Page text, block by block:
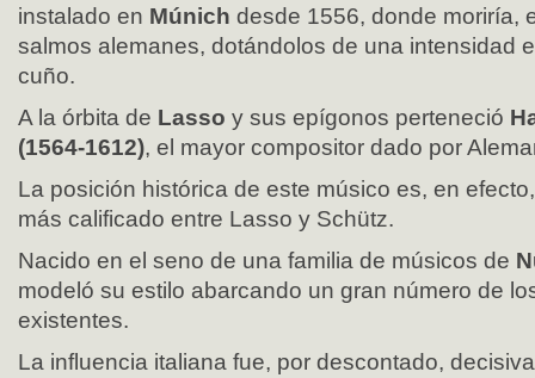
instalado en Múnich desde 1556, donde moriría,
salmos alemanes, dotándolos de una intensidad
cuño.
A la órbita de Lasso y sus epígonos perteneció
(1564-1612), el mayor compositor dado por
La posición histórica de este músico es, en
más calificado entre Lasso y Schütz.
Nacido en el seno de una familia de músicos de
modeló su estilo abarcando un gran número de
existentes.
La influencia italiana fue, por descontado,